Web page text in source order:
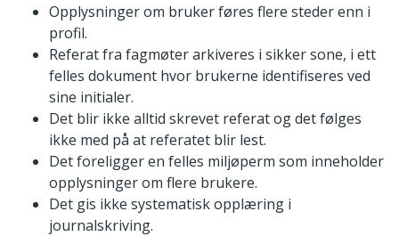
Opplysninger om bruker føres flere steder enn i
profil.
Referat fra fagmøter arkiveres i sikker sone, i ett
felles dokument hvor brukerne identifiseres ved
sine initialer.
Det blir ikke alltid skrevet referat og det følges
ikke med på at referatet blir lest.
Det foreligger en felles miljøperm som inneholder
opplysninger om flere brukere.
Det gis ikke systematisk opplæring i
journalskriving.